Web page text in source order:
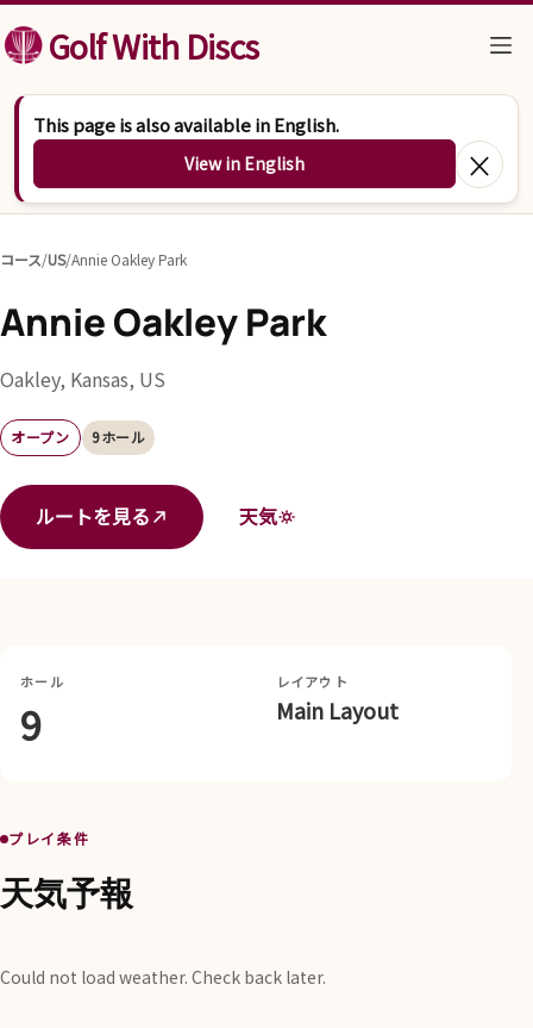
コンテンツへスキップ
Golf With Discs
This page is also available in English.
View in English ×
コース/US/Annie Oakley Park
Annie Oakley Park
Oakley, Kansas, US
オープン 9ホール
ルートを見る 天気
ホール
9
レイアウト
Main Layout
プレイ条件
天気予報
Could not load weather. Check back later.